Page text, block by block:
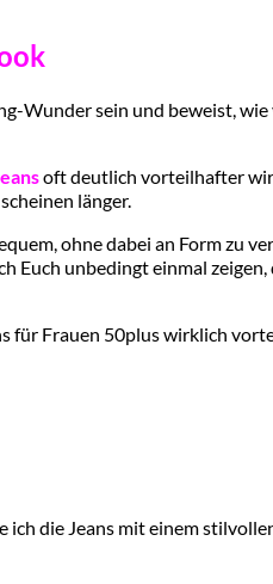
Wunder sein und beweist,
oft deutlich vorteilhafter
länger.
ohne dabei an Form zu
unbedingt einmal zeigen,
für Frauen 50plus wirklich
die Jeans mit einem